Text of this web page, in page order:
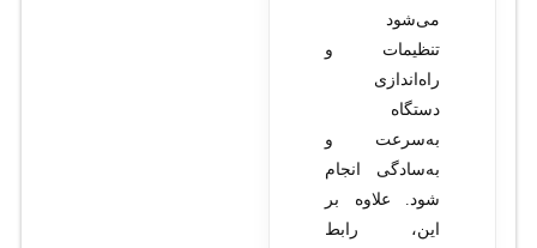
می‌شود
تنظیمات و
راه‌اندازی
دستگاه
به‌سرعت و
به‌سادگی انجام
شود. علاوه بر
این، رابط